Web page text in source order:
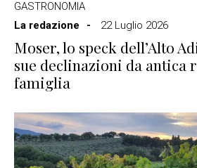
GASTRONOMIA
La redazione
22 Luglio 2026
Moser, lo speck dell’Alto
sue declinazioni da antica
famiglia